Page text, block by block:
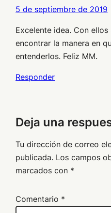
5 de septiembre de 2019
Excelente idea. Con
encontrar la manera en
entenderlos. Feliz MM.
Responder
Deja una
Tu dirección de correo
publicada. Los campos
marcados con *
Comentario *